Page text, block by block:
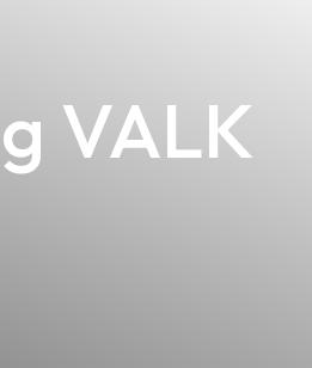
VALK